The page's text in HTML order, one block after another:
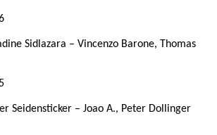
Sidlazara – Vincenzo Barone, Thomas
Seidensticker – Joao A., Peter Dollinger